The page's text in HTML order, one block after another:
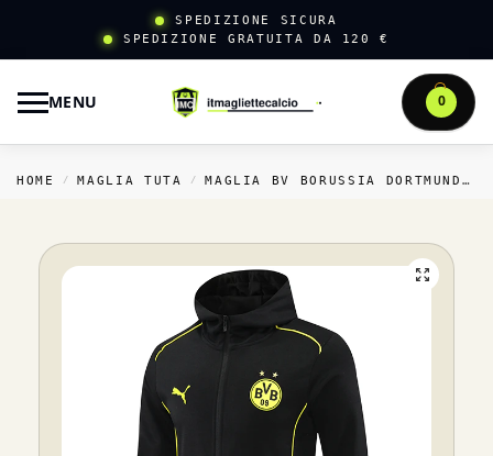
SPEDIZIONE SICURA
SPEDIZIONE GRATUITA DA 120 €
MENU 0
HOME / MAGLIA TUTA / MAGLIA BV BORUSSIA DORTMUND TUTA